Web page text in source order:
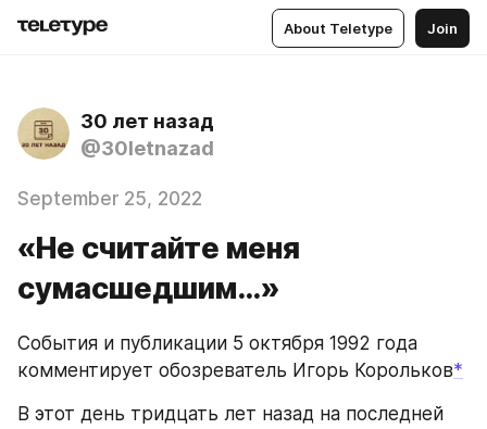
About Teletype Join
30 лет назад
@30letnazad
September 25, 2022
«Не считайте меня
сумасшедшим…»
События и публикации 5 октября 1992 года
комментирует обозреватель Игорь Корольков*
В этот день тридцать лет назад на последней